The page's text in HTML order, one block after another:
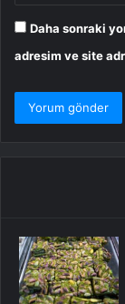
Daha sonraki
adresim ve site